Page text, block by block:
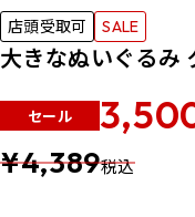
店頭受取可 SALE
大きなぬいぐるみ
セール
¥4,389税込